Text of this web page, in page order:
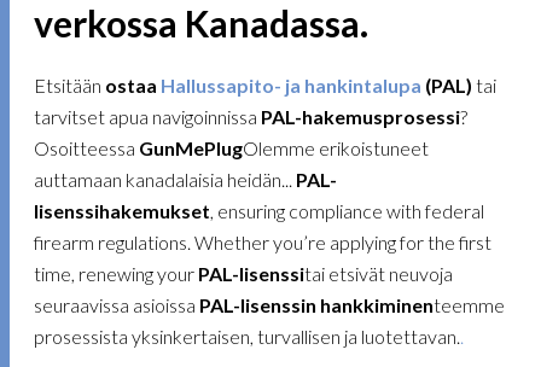
verkossa Kanadassa.
Etsitään ostaa Hallussapito- ja hankintalupa (PAL) tai
tarvitset apua navigoinnissa PAL-hakemusprosessi?
Osoitteessa GunMePlugOlemme erikoistuneet
auttamaan kanadalaisia heidän... PAL-
lisenssihakemukset, ensuring compliance with federal
firearm regulations. Whether you’re applying for the first
time, renewing your PAL-lisenssitai etsivät neuvoja
seuraavissa asioissa PAL-lisenssin hankkiminenteemme
prosessista yksinkertaisen, turvallisen ja luotettavan..